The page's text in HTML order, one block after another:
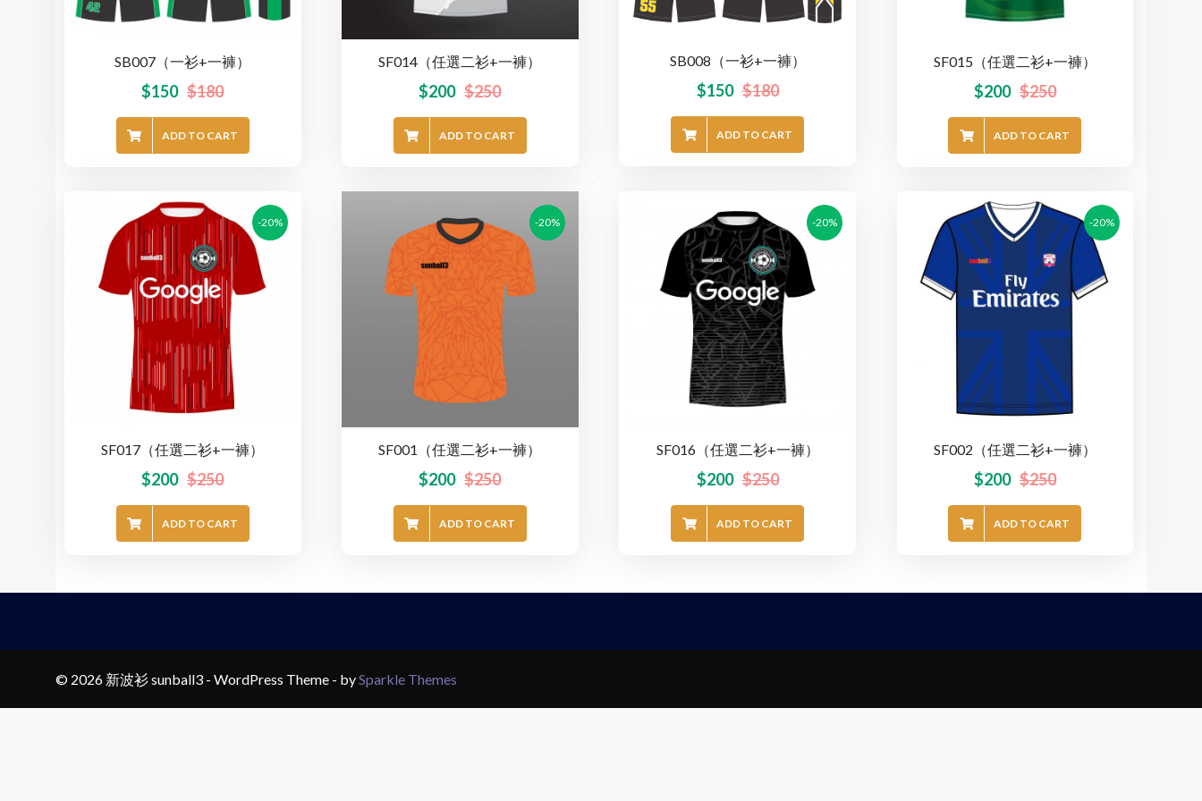
SB007（一衫+一褲）
$180
$150
ADD TO CART
SF014（任選二衫+一褲）
$250
$200
ADD TO CART
SB008（一衫+一褲）
$180
$150
ADD TO CART
SF015（任選二衫+一褲）
$250
$200
ADD TO CART
-20%
SF017（任選二衫+一褲）
$250
$200
ADD TO CART
-20%
SF001（任選二衫+一褲）
$250
$200
ADD TO CART
-20%
SF016（任選二衫+一褲）
$250
$200
ADD TO CART
-20%
SF002（任選二衫+一褲）
$250
$200
ADD TO CART
© 2026 新波衫 sunball3 - WordPress Theme - bySparkle Themes